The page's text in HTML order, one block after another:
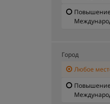
Город
Любое